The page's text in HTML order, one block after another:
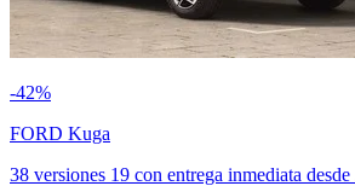
-42%
FORD Kuga
38 versiones 19 con entrega inmediata desde